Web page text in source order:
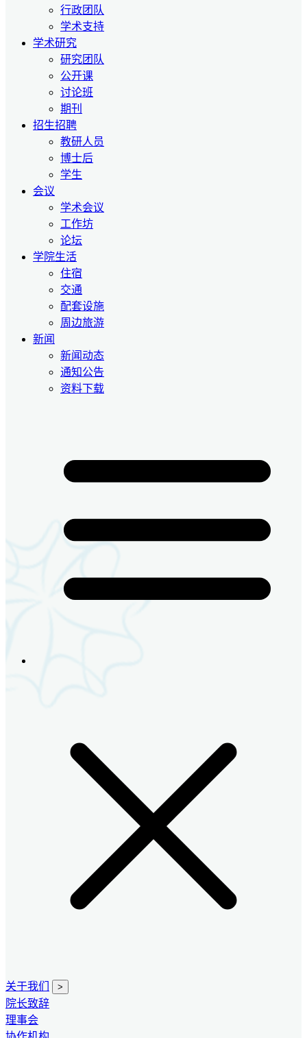
行政团队
学术支持
学术研究
研究团队
公开课
讨论班
期刊
招生招聘
教研人员
博士后
学生
会议
学术会议
工作坊
论坛
学院生活
住宿
交通
配套设施
周边旅游
新闻
新闻动态
通知公告
资料下载
关于我们 >
院长致辞
理事会